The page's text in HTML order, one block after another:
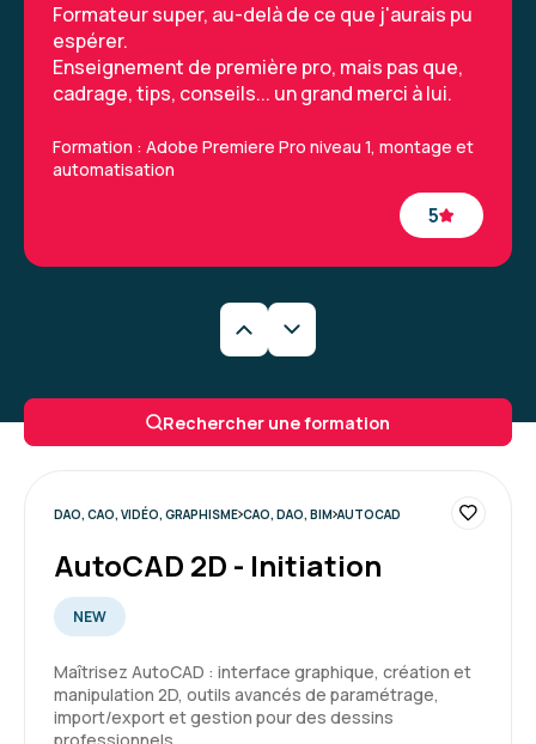
5
Formateur super, au-delà de ce que j'aurais pu
espérer.
Enseignement de première pro, mais pas que,
cadrage, tips, conseils... un grand merci à lui.
Formation : Adobe Premiere Pro niveau 1, montage et
automatisation
Formateur super, au-delà de ce que j'aurais pu
automatisation
Yannis K. Le 29/04/2026
Rechercher une formation
DAO, CAO, VIDÉO, GRAPHISME CAO, DAO, BIM AUTOCAD
AutoCAD 2D - Initiation
NEW
Maîtrisez AutoCAD : interface graphique, création et
manipulation 2D, outils avancés de paramétrage,
import/export et gestion pour des dessins